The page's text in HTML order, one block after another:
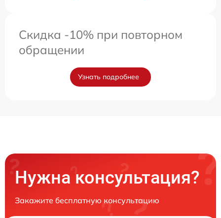
Скидка -10% при повторном
обращении
Узнать подробнее
Нужна консультация?
Закажите бесплатную консультацию